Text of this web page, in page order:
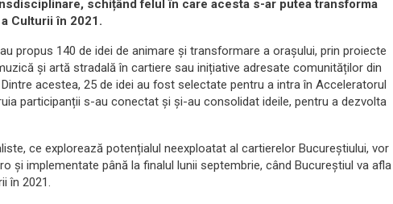
schițând felul în care acesta s-ar putea transforma
Culturii în 2021.
propus 140 de idei de animare și transformare a orașului, prin proiecte
și artă stradală în cartiere sau inițiative adresate comunităților din
acestea, 25 de idei au fost selectate pentru a intra în Acceleratorul
participanții s-au conectat și și-au consolidat ideile, pentru a dezvolta
ce explorează potențialul neexploatat al cartierelor Bucureștiului, vor
și implementate până la finalul lunii septembrie, când Bucureștiul va afla
în 2021.